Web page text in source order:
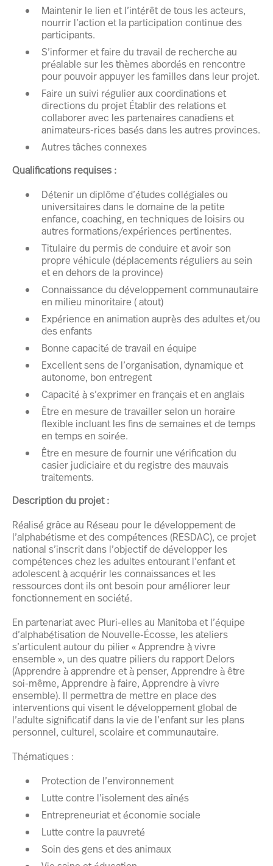
Maintenir le lien et l’intérêt de tous les acteurs,
nourrir l’action et la participation continue des
participants.
S’informer et faire du travail de recherche au
préalable sur les thèmes abordés en rencontre
pour pouvoir appuyer les familles dans leur projet.
Faire un suivi régulier aux coordinations et
directions du projet Établir des relations et
collaborer avec les partenaires canadiens et
animateurs-rices basés dans les autres provinces.
Autres tâches connexes
Qualifications requises :
Détenir un diplôme d’études collégiales ou
universitaires dans le domaine de la petite
enfance, coaching, en techniques de loisirs ou
autres formations/expériences pertinentes.
Titulaire du permis de conduire et avoir son
propre véhicule (déplacements réguliers au sein
et en dehors de la province)
Connaissance du développement communautaire
en milieu minoritaire ( atout)
Expérience en animation auprès des adultes et/ou
des enfants
Bonne capacité de travail en équipe
Excellent sens de l’organisation, dynamique et
autonome, bon entregent
Capacité à s’exprimer en français et en anglais
Être en mesure de travailler selon un horaire
flexible incluant les fins de semaines et de temps
en temps en soirée.
Être en mesure de fournir une vérification du
casier judiciaire et du registre des mauvais
traitements.
Description du projet :
Réalisé grâce au Réseau pour le développement de
l’alphabétisme et des compétences (RESDAC), ce projet
national s’inscrit dans l’objectif de développer les
compétences chez les adultes entourant l’enfant et
adolescent à acquérir les connaissances et les
ressources dont ils ont besoin pour améliorer leur
fonctionnement en société.
En partenariat avec Pluri-elles au Manitoba et l’équipe
d’alphabétisation de Nouvelle-Écosse, les ateliers
s’articulent autour du pilier « Apprendre à vivre
ensemble », un des quatre piliers du rapport Delors
(Apprendre à apprendre et à penser, Apprendre à être
soi-même, Apprendre à faire, Apprendre à vivre
ensemble). Il permettra de mettre en place des
interventions qui visent le développement global de
l’adulte significatif dans la vie de l’enfant sur les plans
personnel, culturel, scolaire et communautaire.
Thématiques :
Protection de l’environnement
Lutte contre l’isolement des aînés
Entrepreneuriat et économie sociale
Lutte contre la pauvreté
Soin des gens et des animaux